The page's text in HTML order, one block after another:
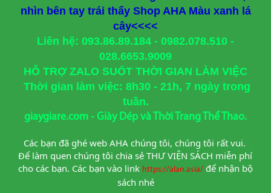
nhìn bên tay trái thấy Shop AHA Màu xanh lá
cây<<<<
Liên hệ: 093.86.89.184 - 0982.078.510 -
028.6653.9009
HỖ TRỢ ZALO SUỐT THỜI GIAN LÀM VIỆC
Thời gian làm việc: 8h30 - 21h, 7 ngày trong
tuần.
giaygiare.com - Giày Dép và Thời Trang Thể Thao.
Các bạn đã ghé web AHA chúng tôi, chúng tôi rất vui.
Để làm quen chúng tôi chia sẻ THƯ VIỆN SÁCH miễn phí
cho các bạn. Các bạn vào link https://alan.asia/ để nhận bộ
sách nhé